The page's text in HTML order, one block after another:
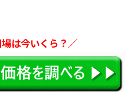
は今いくら？／